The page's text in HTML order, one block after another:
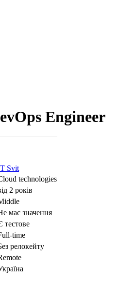
Engineer
Svit
technologies
2 років
має значення
тестове
time
релокейту